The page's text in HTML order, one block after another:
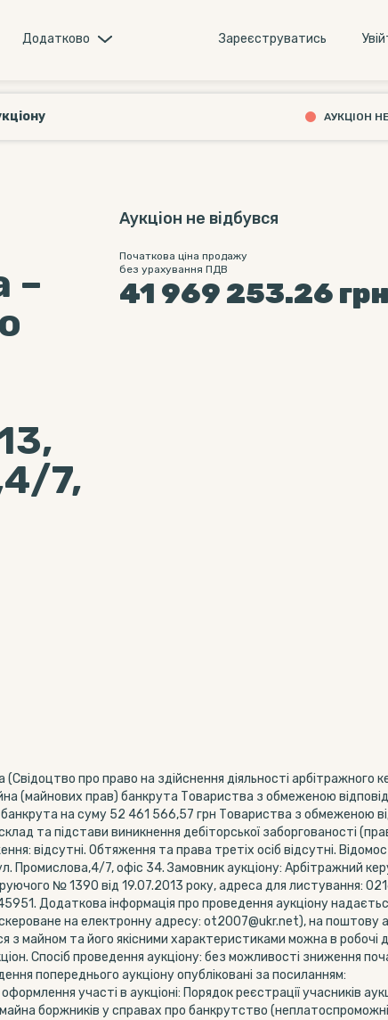
Додатково Зареєструватись
АУКЦІОН
–
7,
Аукціон не відбувся
Початкова ціна продажу
без урахування ПДВ
41 969 253.26 грн
про право на здійснення діяльності арбітражного
(майнових прав) банкрута Товариства з обмеженою
на суму 52 461 566,57 грн Товариства з обмеженою
та підстави виникнення дебіторської заборгованості
відсутні. Обтяження та права третіх осіб відсутні.
7, офіс 34. Замовник аукціону: Арбітражний
№ 1390 від 19.07.2013 року, адреса для листування:
Додаткова інформація про проведення аукціону
на електронну адресу: ot2007@ukr.net), на поштову
майном та його якісними характеристиками можна в робочі
Спосіб проведення аукціону: без можливості зниження
попереднього аукціону опубліковані за посиланням:
участі в аукціоні: Порядок реєстрації учасників
боржників у справах про банкрутство